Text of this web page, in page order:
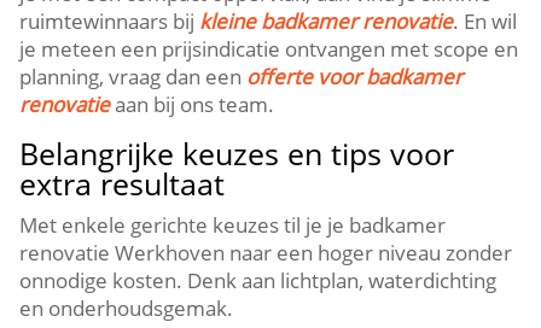
ruimtewinnaars bij kleine badkamer renovatie.​ En wil
je meteen een prijsindicatie ontvangen met scope en
planning, vraag dan een offerte voor badkamer
renovatieaan bij ons team.​
Belangrijke keuzes en tips voor
extra resultaat
Met enkele gerichte keuzes til je je badkamer
renovatie Werkhoven naar een hoger niveau zonder
onnodige kosten.​ Denk aan lichtplan, waterdichting
en onderhoudsgemak.​